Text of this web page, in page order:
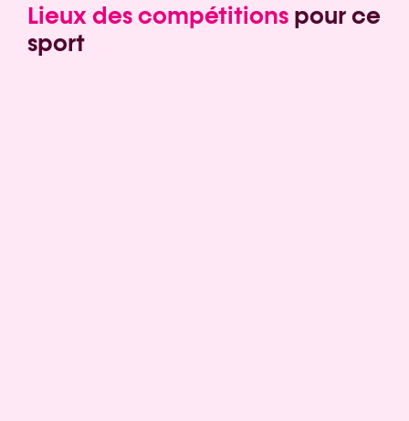
Lieux des compétitions pour ce
sport